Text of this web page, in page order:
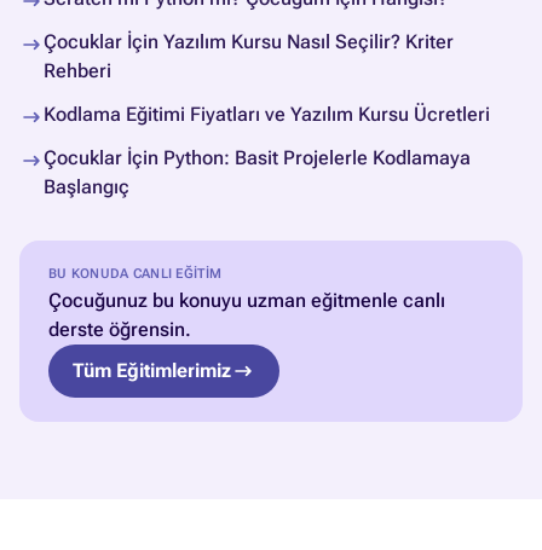
Çocuklar İçin Yazılım Kursu Nasıl Seçilir? Kriter
Rehberi
Kodlama Eğitimi Fiyatları ve Yazılım Kursu Ücretleri
Çocuklar İçin Python: Basit Projelerle Kodlamaya
Başlangıç
BU KONUDA CANLI EĞITIM
Çocuğunuz bu konuyu uzman eğitmenle canlı
derste öğrensin.
Tüm Eğitimlerimiz